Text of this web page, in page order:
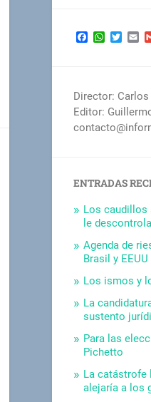
Facebook
Director:
Editor:
ENTRADAS
Los caudillos
le
Agenda de
Brasil y
Los ismos y
La
sustento
Para las
Pichetto
La catástrofe
alejaría a los